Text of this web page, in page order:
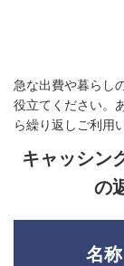
急な出費や暮らし
役立てください。
ら繰り返しご利用
キャッシン
の
名称